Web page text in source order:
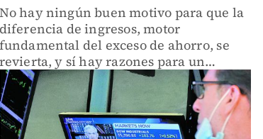
No hay ningún buen motivo para que la
diferencia de ingresos, motor
fundamental del exceso de ahorro, se
revierta, y sí hay razones para un
enorme auge de la inversión, en
particular la transición climática